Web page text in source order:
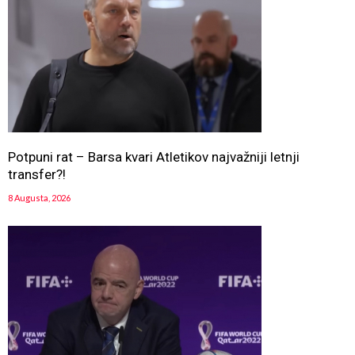
Potpuni rat – Barsa kvari Atletikov najvažniji letnji
transfer?!
8 Augusta, 2026